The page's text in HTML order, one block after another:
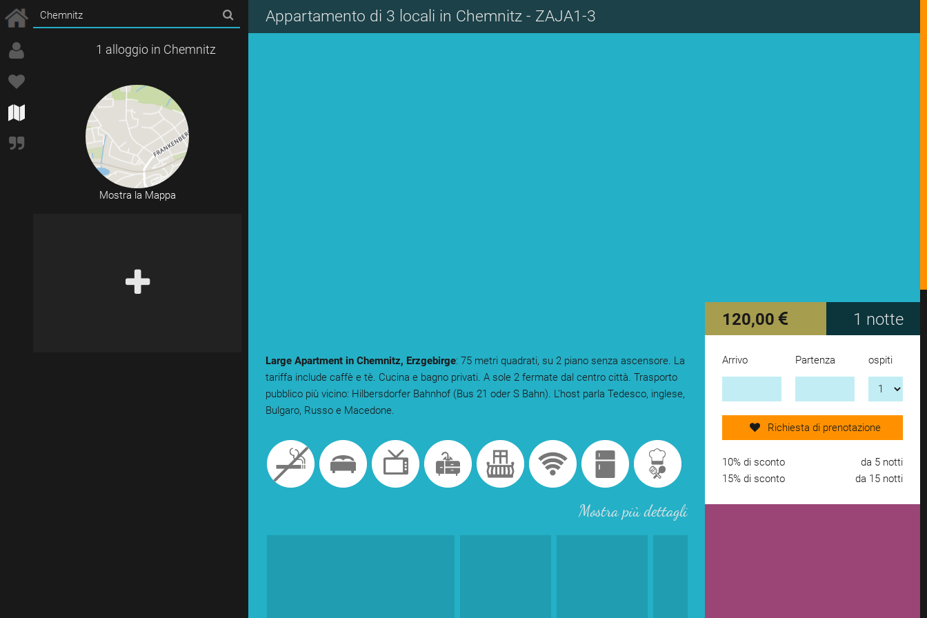
Appartamento di 3 locali in Chemnitz - ZAJA1-3
Large Apartment in Chemnitz, Erzgebirge: 75 metri quadrati, su 2 piano senza ascensore. La
tariffa include caffè e tè. Cucina e bagno privati. A sole 2 fermate dal centro città. Trasporto
pubblico più vicino: Hilbersdorfer Bahnhof (Bus 21 oder S Bahn). L'host parla Tedesco, inglese,
Bulgaro, Russo e Macedone.
Mostra più dettagli
120,00 1 notte
Arrivo Partenza ospiti
Richiesta di prenotazione
10% di sconto
da 5 notti
15% di sconto
da 15 notti
1 alloggio in Chemnitz
Mostra la Mappa